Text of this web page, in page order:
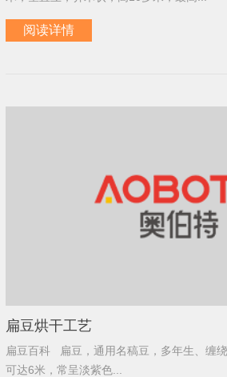
阅读详情
扁豆烘干工艺
扁豆百科 扁豆，通用名稿豆，多年生、缠
可达6米，常呈淡紫色...